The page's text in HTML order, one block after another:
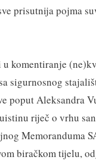
prisutnija pojma
u komentiranje
sigurnosnog
poput Aleksandra
riječ o vrhu
Memoranduma
biračkom tijelu,